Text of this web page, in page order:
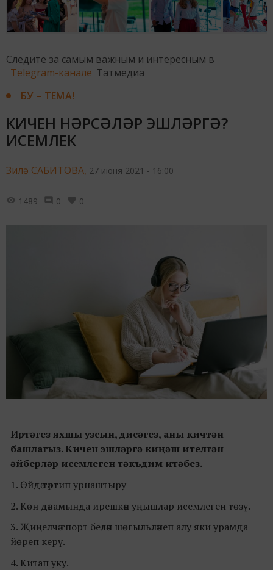
Следите за самым важным и интересным в
Telegram-канале Татмедиа
БУ – ТЕМА!
КИЧЕН НӘРСӘЛӘР ЭШЛӘРГӘ?
ИСЕМЛЕК
Зилә САБИТОВА, 27 июня 2021 - 16:00
1489 0 0
Иртәгез яхшы узсын, дисәгез, аны кичтән
башлагыз. Кичен эшләргә киңәш ителгән
әйберләр исемлеген тәкъдим итәбез.
1. Өйдә тәртип урнаштыру
2. Көн дәвамында ирешкән уңышлар исемлеген төзү.
3. Җиңелчә спорт белән шөгыльләнеп алу яки урамда
йөреп керү.
4. Китап уку.